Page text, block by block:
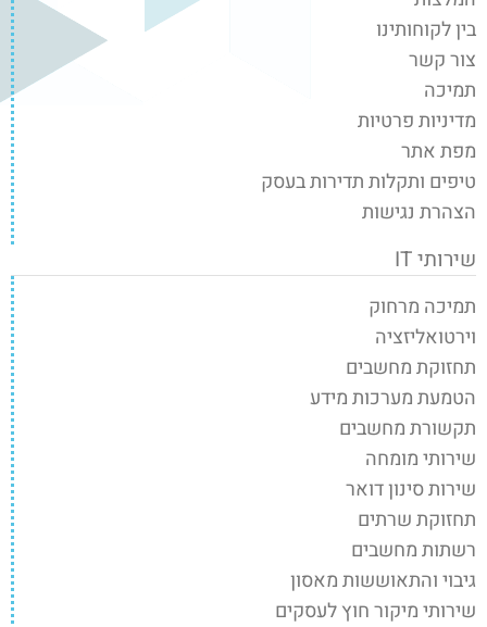
בין לקוחותינו
צור קשר
תמיכה
מדיניות פרטיות
מפת אתר
טיפים ותקלות תדירות בעסק
הצהרת נגישות
שירותי IT
תמיכה מרחוק
וירטואליזציה
תחזוקת מחשבים
הטמעת מערכות מידע
תקשורת מחשבים
שירותי מומחה
שירות סינון דואר
תחזוקת שרתים
רשתות מחשבים
גיבוי והתאוששות מאסון
שירותי מיקור חוץ לעסקים